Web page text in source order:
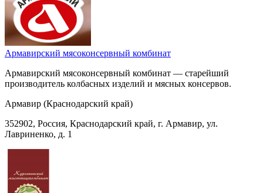
Армавирский мясоконсервный комбинат
Армавирский мясоконсервный комбинат — старейший
производитель колбасных изделий и мясных консервов.
Армавир (Краснодарский край)
352902, Россия, Краснодарский край, г. Армавир, ул.
Лавриненко, д. 1